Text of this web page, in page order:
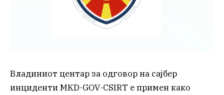
Владиниот центар за одговор на сајбер
инциденти MKD-GOV-CSIRT е примен како